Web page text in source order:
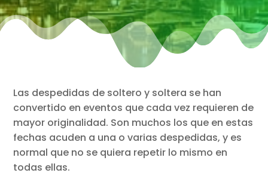
Las despedidas de soltero y soltera se han
convertido en eventos que cada vez requieren de
mayor originalidad. Son muchos los que en estas
fechas acuden a una o varias despedidas, y es
normal que no se quiera repetir lo mismo en
todas ellas.